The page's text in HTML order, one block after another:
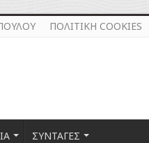
ΠΟΛΙΤΙΚΗ COOKIES
ΣΥΝΤΑΓΕΣ